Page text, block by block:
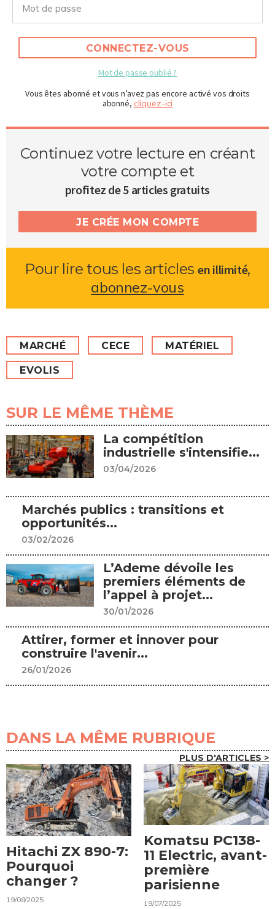
CONNECTEZ-VOUS
Mot de passe oublié ?
Vous êtes abonné et vous n’avez pas encore activé vos droits
abonné, cliquez-ici
Continuez votre lecture en créant
votre compte et
profitez de 5 articles gratuits
JE CRÉE MON COMPTE
Pour lire tous les articlesen illimité,
abonnez-vous
MARCHÉ CECE MATÉRIEL
EVOLIS
SUR LE MÊME THÈME
La compétition
industrielle s'intensifie...
03/04/2026
Marchés publics : transitions et
opportunités...
03/02/2026
L’Ademe dévoile les
premiers éléments de
l’appel à projet...
30/01/2026
Attirer, former et innover pour
construire l'avenir...
26/01/2026
DANS LA MÊME RUBRIQUE
PLUS D'ARTICLES >
Hitachi ZX 890-7:
Pourquoi
changer ?
19/08/2025
Komatsu PC138-
11 Electric, avant-
première
parisienne
19/07/2025